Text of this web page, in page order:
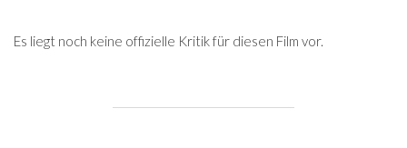
Es liegt noch keine offizielle Kritik für diesen Film vor.